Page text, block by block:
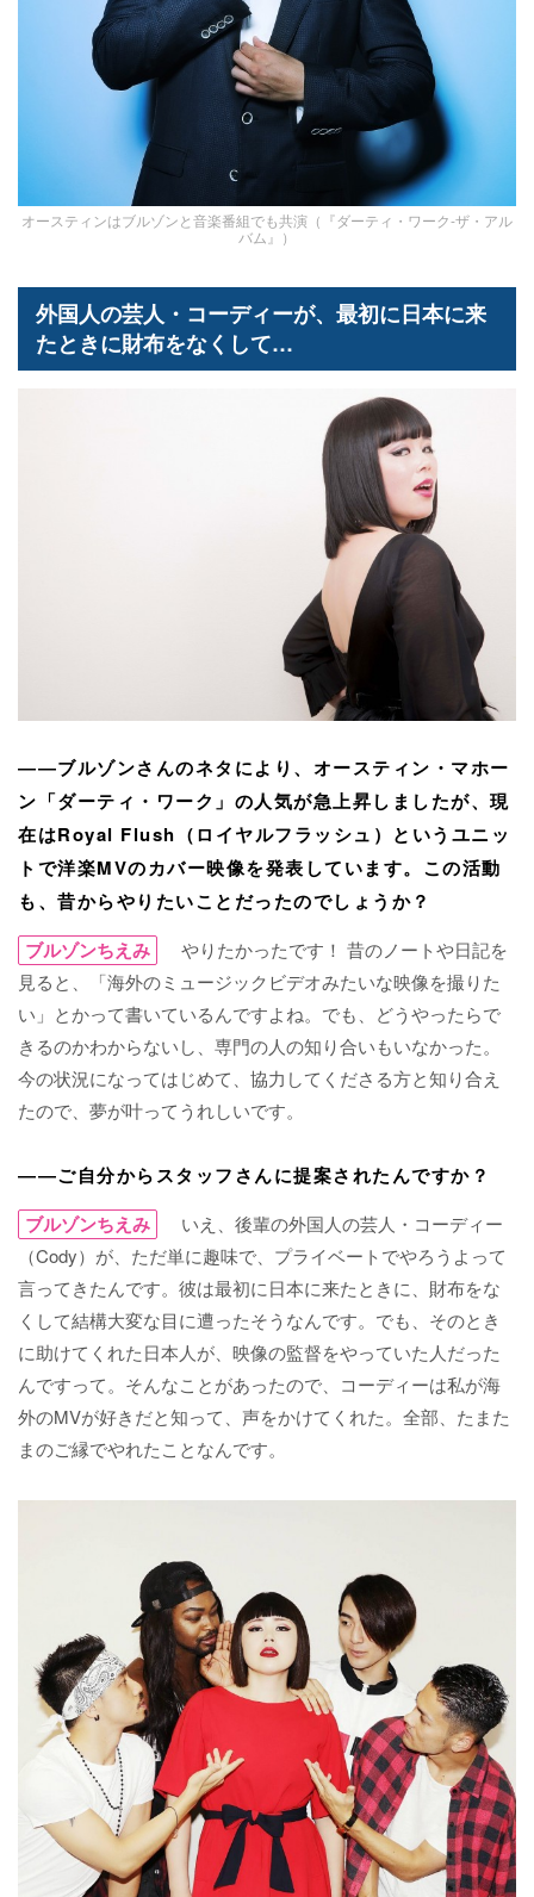
オースティンはブルゾンと音楽番組でも共演（『ダーティ・ワーク-ザ・アル
バム』）
外国人の芸人・コーディーが、最初に日本に来
たときに財布をなくして…
――ブルゾンさんのネタにより、オースティン・マホー
ン「ダーティ・ワーク」の人気が急上昇しましたが、現
在はRoyal Flush（ロイヤルフラッシュ）というユニッ
トで洋楽MVのカバー映像を発表しています。この活動
も、昔からやりたいことだったのでしょうか？
ブルゾンちえみ
やりたかったです！ 昔のノートや日記を
見ると、「海外のミュージックビデオみたいな映像を撮りた
い」とかって書いているんですよね。でも、どうやったらで
きるのかわからないし、専門の人の知り合いもいなかった。
今の状況になってはじめて、協力してくださる方と知り合え
たので、夢が叶ってうれしいです。
――ご自分からスタッフさんに提案されたんですか？
ブルゾンちえみ
いえ、後輩の外国人の芸人・コーディー
（Cody）が、ただ単に趣味で、プライベートでやろうよって
言ってきたんです。彼は最初に日本に来たときに、財布をな
くして結構大変な目に遭ったそうなんです。でも、そのとき
に助けてくれた日本人が、映像の監督をやっていた人だった
んですって。そんなことがあったので、コーディーは私が海
外のMVが好きだと知って、声をかけてくれた。全部、たまた
まのご縁でやれたことなんです。